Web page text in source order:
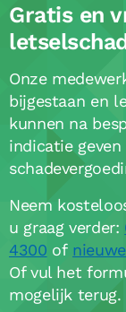
Gratis en
Onze
bijgestaan en
kunnen na
indicatie
Neem
u graag verder:
4300 of
Of vul het
mogelijk terug.